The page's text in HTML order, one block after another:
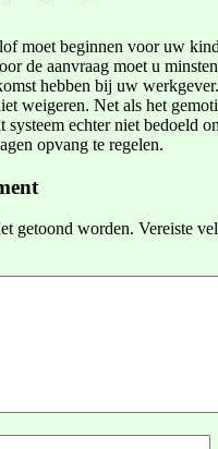
moet beginnen voor uw
de aanvraag moet u
hebben bij uw
weigeren. Net als het
echter niet bedoeld
opvang te regelen.
getoond worden. Vereiste